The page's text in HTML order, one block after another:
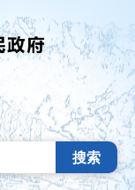
搜索